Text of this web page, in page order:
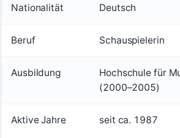
Nationalität Deutsch
Beruf Schauspielerin
Ausbildung
Hochschule für
(2000–2005)
Aktive Jahre seit ca. 1987